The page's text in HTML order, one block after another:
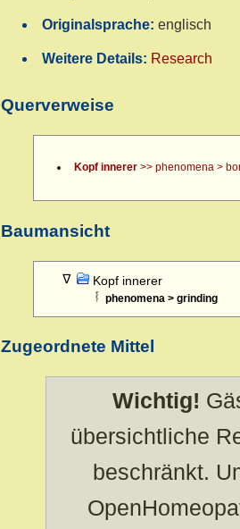
Originalsprache:englisch
Weitere Details: Research
Querverweise
Kopf innerer>> phenomena >
Baumansicht
Kopf innerer
phenomena > grinding
Zugeordnete Mittel
Wichtig!
übersichtliche
beschränkt.